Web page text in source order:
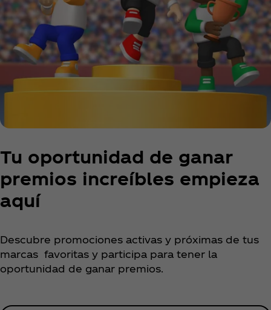
Tu oportunidad de ganar
premios increíbles empieza
aquí
Descubre promociones activas y próximas de tus
marcas favoritas y participa para tener la
oportunidad de ganar premios.